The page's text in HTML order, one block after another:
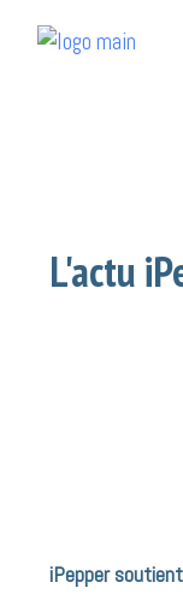
L'actu
iPepper